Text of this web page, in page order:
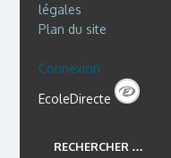
légales
Plan du site
Connexion
EcoleDirecte
RECHERCHER …